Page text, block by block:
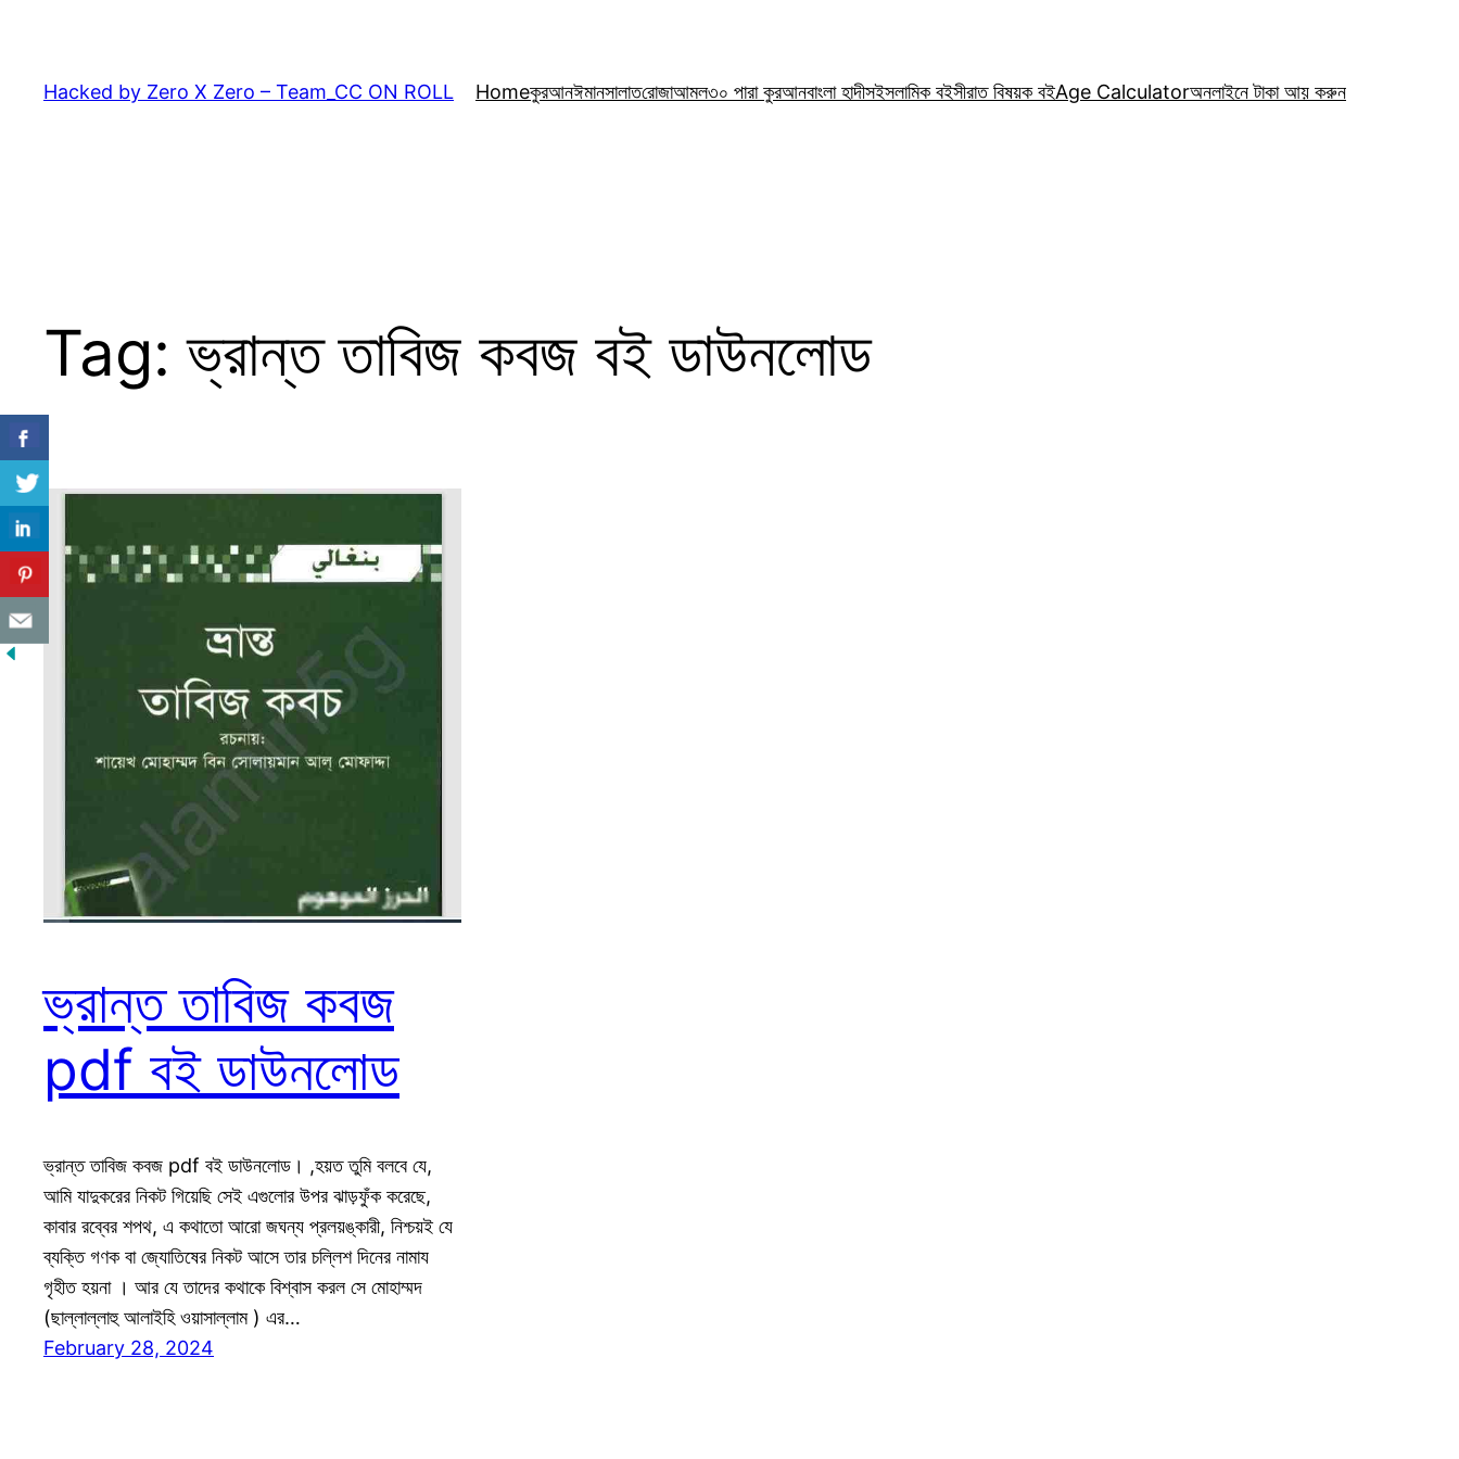
content
Hacked by Zero X Zero – Team_CC ON ROLL Homeকুরআনঈমানসালাতরোজাআমল৩০ পারা কুরআনবাংলা হাদীসইসলামিক বইসীরাত বিষয়ক বইAge Calculatorঅনলাইনে টাকা আয় করুন
Tag:ভ্রান্ত তাবিজ কবজ বই ডাউনলোড
ভ্রান্ত তাবিজ কবজ
pdf বই ডাউনলোড
ভ্রান্ত তাবিজ কবজ pdf বই ডাউনলোড। ,হয়ত তুমি বলবে যে,
আমি যাদুকরের নিকট গিয়েছি সেই এগুলোর উপর ঝাড়ফুঁক করেছে,
কাবার রব্বের শপথ, এ কথাতো আরো জঘন্য প্রলয়ঙ্কারী, নিশ্চয়ই যে
ব্যক্তি গণক বা জ্যোতিষের নিকট আসে তার চল্লিশ দিনের নামায
গৃহীত হয়না । আর যে তাদের কথাকে বিশ্বাস করল সে মোহাম্মদ
(ছাল্লাল্লাহু আলাইহি ওয়াসাল্লাম ) এর…
February 28, 2024